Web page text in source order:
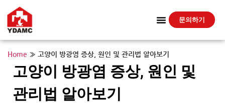
문의하기
Home » 고양이 방광염 증상, 원인 및 관리법 알아보기
고양이 방광염 증상, 원인 및
관리법 알아보기